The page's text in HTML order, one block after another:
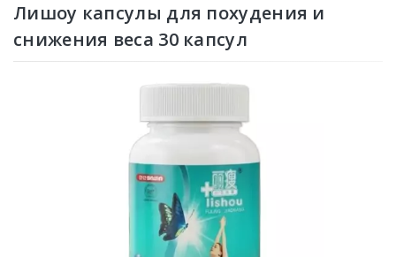
Лишоу капсулы для похудения и
снижения веса 30 капсул